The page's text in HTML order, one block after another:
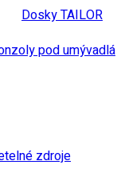
Dosky TAILOR
pod umývadlá
zdroje